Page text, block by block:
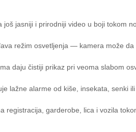
jasniji i prirodniji video u boji tokom
režim osvetljenja — kamera može
daju čistiji prikaz pri veoma slabom
lažne alarme od kiše, insekata, senki ili
registracija, garderobe, lica i vozila